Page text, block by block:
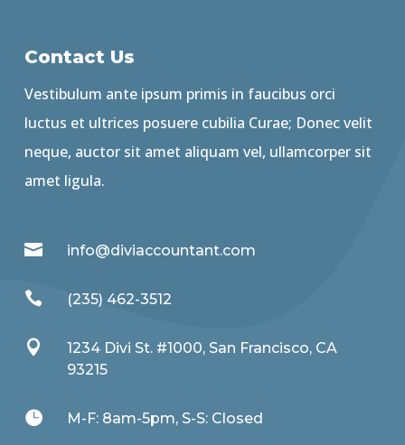
Contact Us
Vestibulum ante ipsum primis in faucibus orci
luctus et ultrices posuere cubilia Curae; Donec velit
neque, auctor sit amet aliquam vel, ullamcorper sit
amet ligula.
 info@diviaccountant.com
 (235) 462-3512

1234 Divi St. #1000, San Francisco, CA
93215
 M-F: 8am-5pm, S-S: Closed